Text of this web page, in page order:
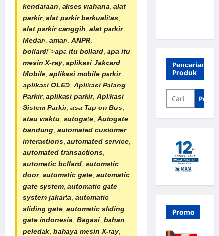
kendaraan, akses wahana, alat
parkir, alat parkir berkualitas,
alat parkir canggih, alat parkir
Medan, aman, ANPR,
bollard/">apa itu bollard, apa itu
mesin X-ray, aplikasi Jakcard
Mobile, aplikasi mobile parkir,
aplikasi OLED, Aplikasi Palang
Parkir, aplikasi parkir, Aplikasi
Sistem Parkir, asa Tap on Bus,
atau waktu, autogate, Autogate
bandung, automated customer
interactions, automated service,
automated transactions,
automatic bollard, automatic
door, automatic gate, automatic
gate system, automatic gate
system jakarta, automatic
sliding gate, automatic sliding
gate indonesia, Bagasi, bahan
peledak, bahaya mesin X-ray,
Pencarian
Produk
Promo